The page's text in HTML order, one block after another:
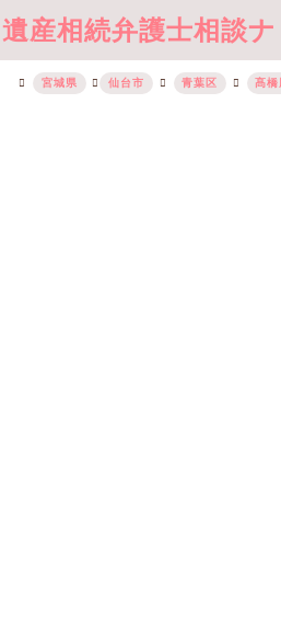
遺産相続弁護士相談
宮城県 仙台市 青葉区 髙橋